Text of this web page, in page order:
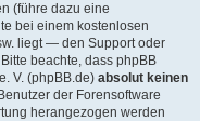
(führe dazu eine
bei einem kostenlosen
liegt — den Support oder
beachte, dass phpBB
V. (phpBB.de) absolut keinen
der Forensoftware
herangezogen werden